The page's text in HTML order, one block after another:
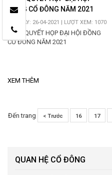
ĐỒNG CỔ ĐÔNG NĂM 2021
NGÀY: 26-04-2021 | LƯỢT XEM: 1070
NGHỊ QUYẾT HỌP ĐẠI HỘI ĐỒNG
CỔ ĐÔNG NĂM 2021
XEM THÊM
Đến trang < Trước 16 17
QUAN HỆ CỔ ĐÔNG